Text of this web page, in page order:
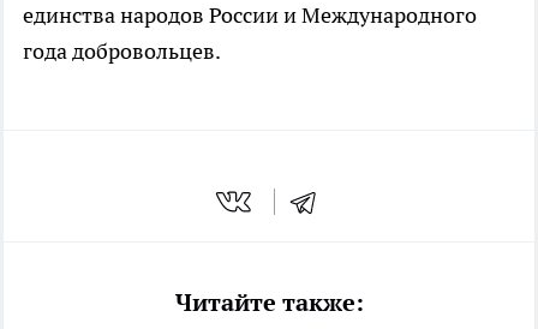
единства народов России и Международного
года добровольцев.
Читайте также: